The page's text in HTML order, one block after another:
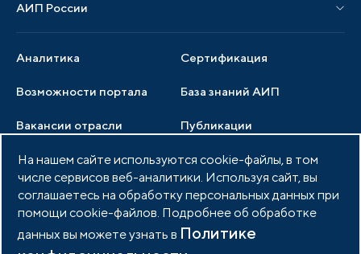
Аналитика Сертификация
Возможности портала
Образцы документов
База знаний АИП
Вакансии отрасли
Новости отрасли
Публикации
Медиатека Тендеры
АИП России
Члены ассоциации
Услуги ассоциации
Документы АИП
Партнеры ассоциации
Фото и видео
Членство в АИП Войти в личный кабинет
На нашем сайте используются cookie-файлы, в том
числе сервисов веб-аналитики. Используя сайт, вы
соглашаетесь на обработку персональных данных при
помощи cookie-файлов. Подробнее об обработке
данных вы можете узнать в Политике